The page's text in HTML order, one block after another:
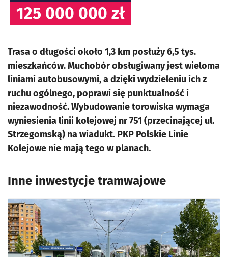
125 000 000 zł
Trasa o długości około 1,3 km posłuży 6,5 tys.
mieszkańców. Muchobór obsługiwany jest wieloma
liniami autobusowymi, a dzięki wydzieleniu ich z
ruchu ogólnego, poprawi się punktualność i
niezawodność. Wybudowanie torowiska wymaga
wyniesienia linii kolejowej nr 751 (przecinającej ul.
Strzegomską) na wiadukt. PKP Polskie Linie
Kolejowe nie mają tego w planach.
Inne inwestycje tramwajowe